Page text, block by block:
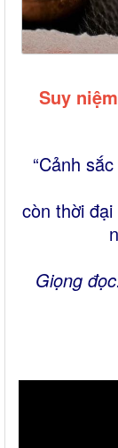
Suy
“Cảnh
còn thời
Giọng